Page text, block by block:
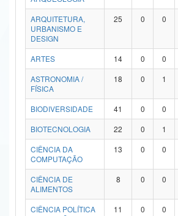
Controladoria-Geral da União
Ministério da Mulher, da Família e dos Direitos Humanos
Secretaria de Governo
Advocacia-Geral da União
Banco Central do Brasil
ARQUITETURA,
URBANISMO E
DESIGN
25 0 0
ARTES 14 0 0
ASTRONOMIA /
FÍSICA
18 0 1
BIODIVERSIDADE 41 0 0
BIOTECNOLOGIA
22 0 1
CIÊNCIA DA
COMPUTAÇÃO
13 0 0
CIÊNCIA DE
ALIMENTOS
8 0 0
CIÊNCIA POLÍTICA
11 0 0